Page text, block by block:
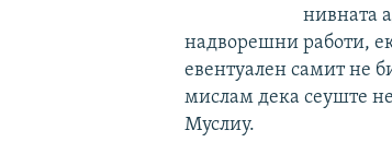
нивната
надворешни работи,
евентуален самит не
мислам дека сеуште
Муслиу.